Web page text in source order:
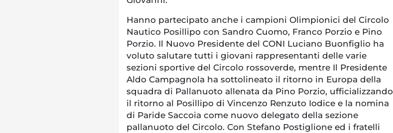
Hanno partecipato anche i campioni Olimpionici del Circolo
Nautico Posillipo con Sandro Cuomo, Franco Porzio e Pino
Porzio. Il Nuovo Presidente del CONI Luciano Buonfiglio ha
voluto salutare tutti i giovani rappresentanti delle varie
sezioni sportive del Circolo rossoverde, mentre Il Presidente
Aldo Campagnola ha sottolineato il ritorno in Europa della
squadra di Pallanuoto allenata da Pino Porzio, ufficializzando
il ritorno al Posillipo di Vincenzo Renzuto Iodice e la nomina
di Paride Saccoia come nuovo delegato della sezione
pallanuoto del Circolo. Con Stefano Postiglione ed i fratelli